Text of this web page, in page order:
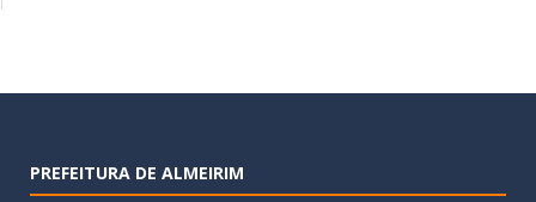
PREFEITURA DE ALMEIRIM